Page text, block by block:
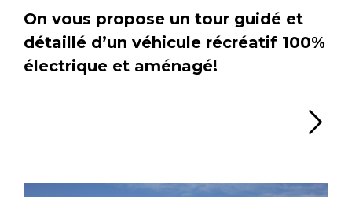
On vous propose un tour guidé et
détaillé d’un véhicule récréatif 100%
électrique et aménagé!